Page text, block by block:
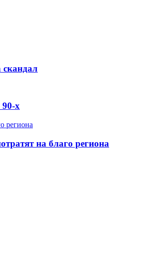
скандал
х
на благо региона